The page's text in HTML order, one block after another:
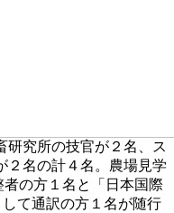
研究所の技官が２名、ス
２名の計４名。農場見学
の方１名と「日本国際
て通訳の方１名が随行